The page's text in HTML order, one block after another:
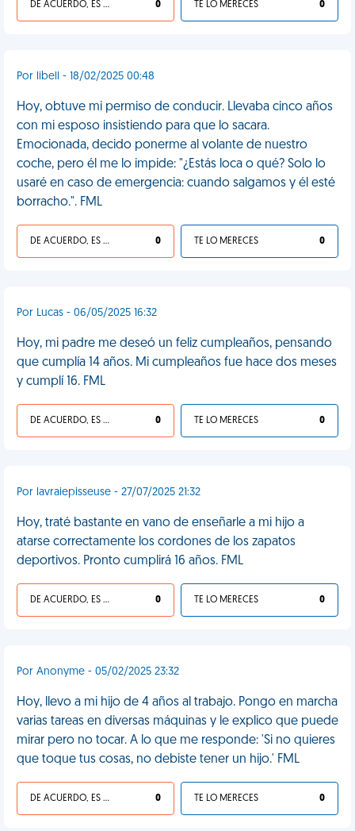
DE ACUERDO, ES UNA VIDA HP 0 TE LO MERECES 0
Por libell - 18/02/2025 00:48
Hoy, obtuve mi permiso de conducir. Llevaba cinco años
con mi esposo insistiendo para que lo sacara.
Emocionada, decido ponerme al volante de nuestro
coche, pero él me lo impide: "¿Estás loca o qué? Solo lo
usaré en caso de emergencia: cuando salgamos y él esté
borracho.". FML
DE ACUERDO, ES UNA VIDA HP 0 TE LO MERECES 0
Por Lucas - 06/05/2025 16:32
Hoy, mi padre me deseó un feliz cumpleaños, pensando
que cumplía 14 años. Mi cumpleaños fue hace dos meses
y cumplí 16. FML
DE ACUERDO, ES UNA VIDA HP 0 TE LO MERECES 0
Por lavraiepisseuse - 27/07/2025 21:32
Hoy, traté bastante en vano de enseñarle a mi hijo a
atarse correctamente los cordones de los zapatos
deportivos. Pronto cumplirá 16 años. FML
DE ACUERDO, ES UNA VIDA HP 0 TE LO MERECES 0
Por Anonyme - 05/02/2025 23:32
Hoy, llevo a mi hijo de 4 años al trabajo. Pongo en marcha
varias tareas en diversas máquinas y le explico que puede
mirar pero no tocar. A lo que me responde: 'Si no quieres
que toque tus cosas, no debiste tener un hijo.' FML
DE ACUERDO, ES UNA VIDA HP 0 TE LO MERECES 0